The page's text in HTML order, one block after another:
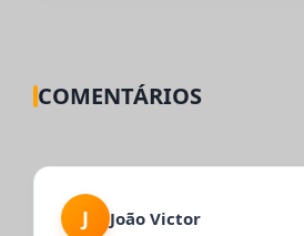
COMENTÁRIOS
J João Victor